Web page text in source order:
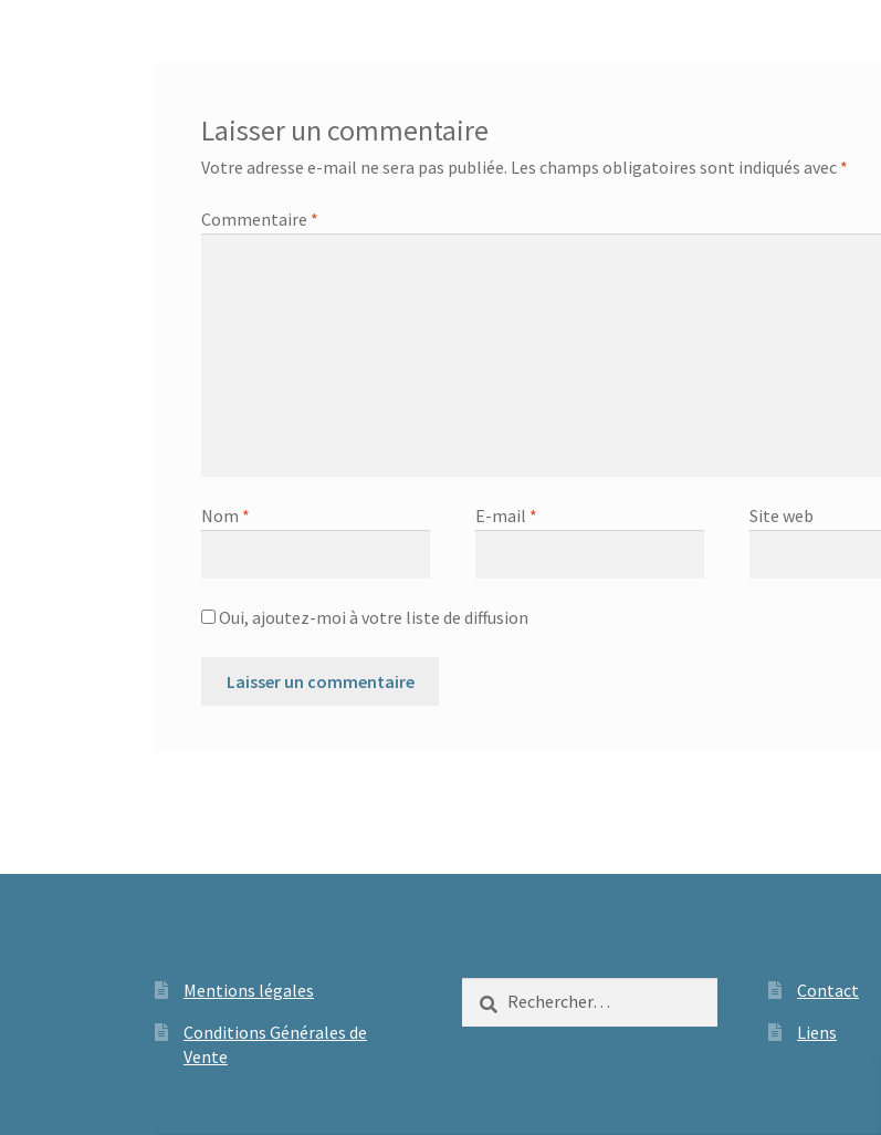
Laisser un commentaire
Votre adresse e-mail ne sera pas publiée. Les champs obligatoires sont indiqués avec *
Commentaire *
Nom * E-mail * Site web
Oui, ajoutez-moi à votre liste de diffusion
Mentions légales
Conditions Générales de
Vente
Contact
Liens